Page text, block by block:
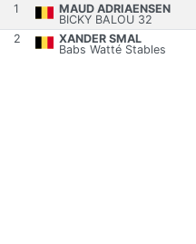
1
MAUD ADRIAENSEN
BICKY BALOU 32
2
XANDER SMAL
Babs Watté Stables